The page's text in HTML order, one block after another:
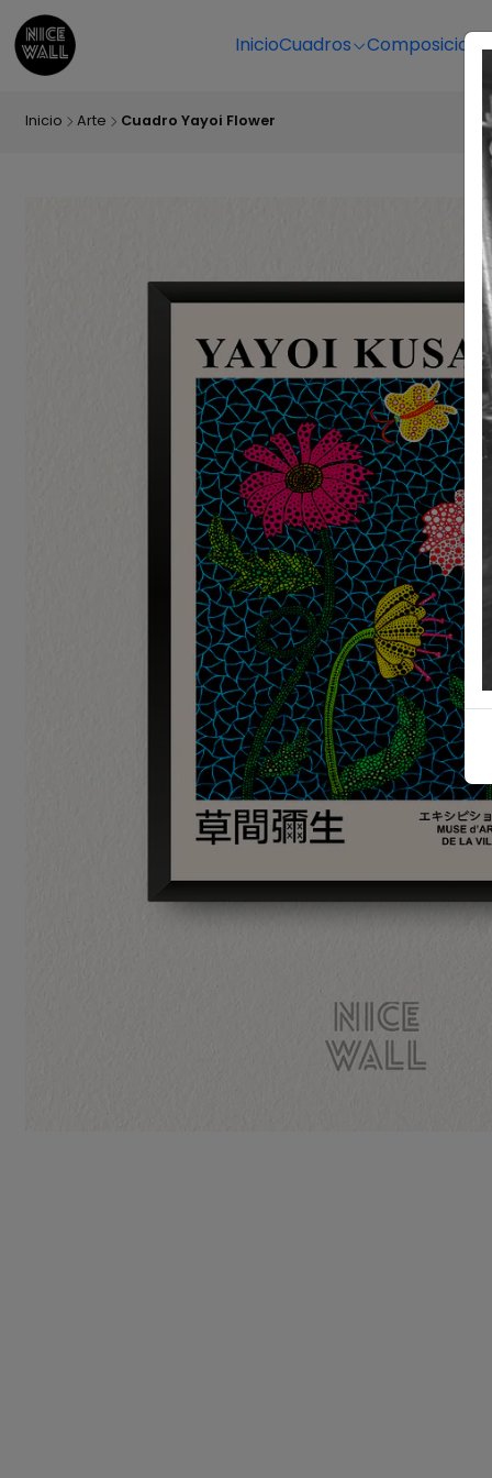
InicioCuadros
Inicio Arte Cuadro Yayoi Flower